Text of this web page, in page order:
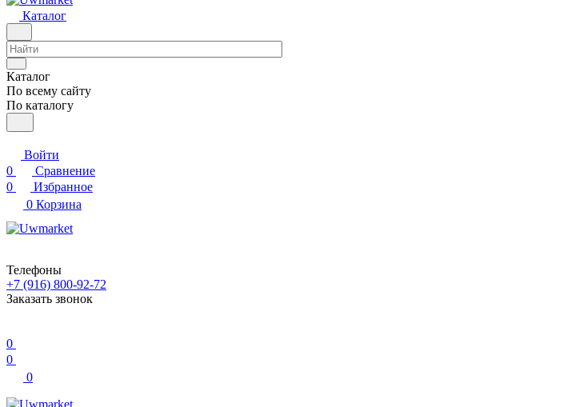
Каталог
Каталог
По всему сайту
По каталогу
Войти
0
Сравнение
0
Избранное
0 Корзина
Телефоны
+7 (916) 800-92-72
Заказать звонок
0
0
0